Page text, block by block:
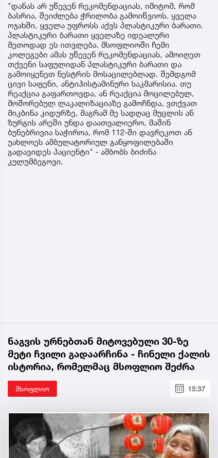
"დანას არ უწევენ რეკომენდაციას, იმიტომ, რომ
ბასრია, შეიძლება ჭრილობა გამოიწვიოს. ყველა
ოჯახში, ყველა უფროსს აქვს პლასტიკური ბარათი.
პლასტიკური ბარათი ყველაზე იდეალური
მეთოდად ეს ითვლება. მსოფლიოში ჩემი
კოლეგები ამას უწევენ რეკომენდაციას, ამოიღეთ
თქვენი საფულიდან პლასტიკური ბარათი და
გამოიყენეთ ნესტრის მოსაცილებლად. შემდგომ
ცივი საფენი, ანტიჰისტამინური საკმარისია. თუ
რეაქცია გაფართოვდა, ან რეაქცია მოცილებულ,
მოშორებულ ლაკალიზაციაზე გამოჩნდა, ვთქვათ
მიკბინა კიდურზე, მაგრამ მე სადღაც მუცლის ან
ზურგის არეში უნდა დაათვალიერო, მაშინ
ბუნებრივია საჭიროა, რომ 112-ში დავრეკოთ ან
უახლოეს ამბულატორიულ განყოფილებაში
გადავიდეს პაციენტი" - ამბობს ბიძინა
კულუმბეგოვი.
ნაგვის ურნებთან მიტოვებული 30-ზე
მეტი ჩვილი გადაარჩინა - ჩინელი ქალის
ისტორია, რომელმაც მსოფლიო შეძრა
მსოფლიო 15:37